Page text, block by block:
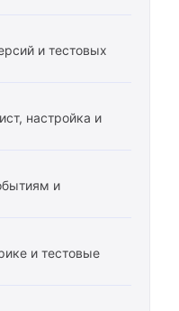
и тестовых
настройка и
и
и тестовые